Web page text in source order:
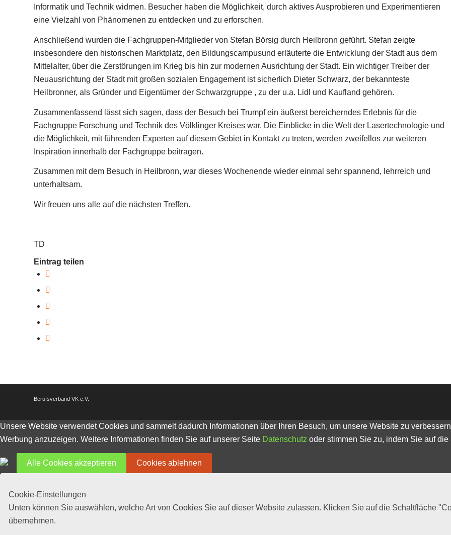
Informatik und Technik widmen. Besucher haben die Möglichkeit, durch aktives Ausprobieren und Experimentieren
eine Vielzahl von Phänomenen zu entdecken und zu erforschen.
Anschließend wurden die Fachgruppen-Mitglieder von Stefan Börsig durch Heilbronn geführt. Stefan zeigte
insbesondere den historischen Marktplatz, den Bildungscampusund erläuterte die Entwicklung der Stadt aus dem
Mittelalter, über die Zerstörungen im Krieg bis hin zur modernen Ausrichtung der Stadt. Ein wichtiger Treiber der
Neuausrichtung der Stadt mit großen sozialen Engagement ist sicherlich Dieter Schwarz, der bekannteste
Heilbronner, als Gründer und Eigentümer der Schwarzgruppe , zu der u.a. Lidl und Kaufland gehören.
Zusammenfassend lässt sich sagen, dass der Besuch bei Trumpf ein äußerst bereicherndes Erlebnis für die
Fachgruppe Forschung und Technik des Völklinger Kreises war. Die Einblicke in die Welt der Lasertechnologie und
die Möglichkeit, mit führenden Experten auf diesem Gebiet in Kontakt zu treten, werden zweifellos zur weiteren
Inspiration innerhalb der Fachgruppe beitragen.
Zusammen mit dem Besuch in Heilbronn, war dieses Wochenende wieder einmal sehr spannend, lehrreich und
unterhaltsam.
Wir freuen uns alle auf die nächsten Treffen.
TD
Eintrag teilen
Berufsverband VK e.V.
Unsere Website verwendet Cookies und sammelt dadurch Informationen über Ihren Besuch, um unsere Website zu
Werbung anzuzeigen. Weitere Informationen finden Sie auf unserer Seite Datenschutz oder stimmen Sie zu, indem Sie auf
Alle Cookies akzeptieren Cookies ablehnen
Cookie-Einstellungen
Unten können Sie auswählen, welche Art von Cookies Sie auf dieser Website zulassen. Klicken Sie auf die Schaltfläche
übernehmen.